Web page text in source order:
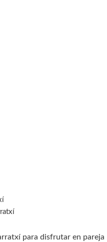
para disfrutar en pareja